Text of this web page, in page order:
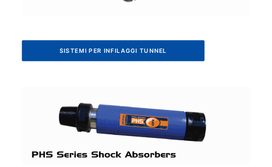
SISTEMI PER INFILAGGI TUNNEL